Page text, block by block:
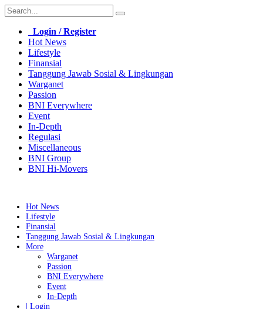
Login / Register
Hot News
Lifestyle
Finansial
Tanggung Jawab Sosial & Lingkungan
Warganet
Passion
BNI Everywhere
Event
In-Depth
Regulasi
Miscellaneous
BNI Group
BNI Hi-Movers
Hot News
Lifestyle
Finansial
Tanggung Jawab Sosial & Lingkungan
More
Warganet
Passion